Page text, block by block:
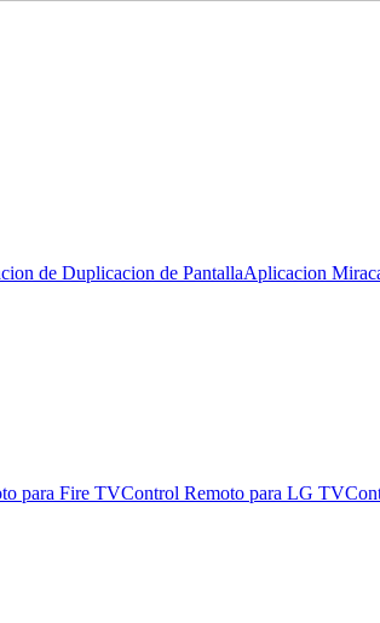
de Duplicacion de PantallaAplicacion
para Fire TVControl Remoto para LG TV